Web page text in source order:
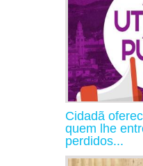
Cidadã
quem lhe
perdidos...